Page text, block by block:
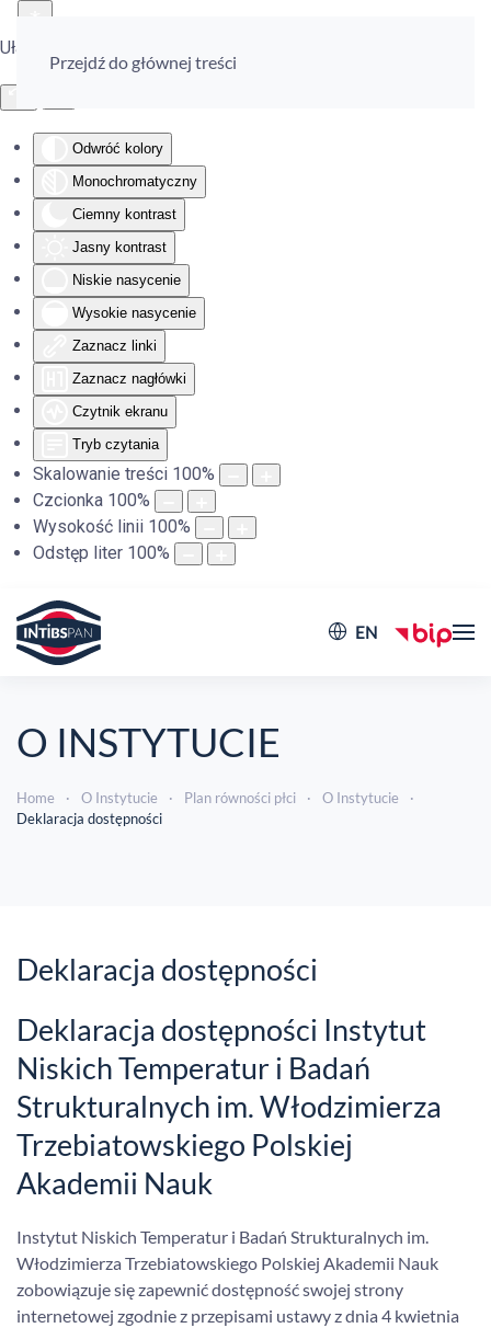
Ułatwienia dostępu
Odwróć kolory
Monochromatyczny
Ciemny kontrast
Jasny kontrast
Niskie nasycenie
Wysokie nasycenie
Zaznacz linki
Zaznacz nagłówki
Czytnik ekranu
Tryb czytania
Skalowanie treści 100%
Czcionka 100%
Wysokość linii 100%
Odstęp liter 100%
Przejdź do głównej treści
EN
O INSTYTUCIE
Home O Instytucie Plan równości płci
O Instytucie
Deklaracja dostępności
Deklaracja dostępności
Deklaracja dostępności Instytut
Niskich Temperatur i Badań
Strukturalnych im. Włodzimierza
Trzebiatowskiego Polskiej
Akademii Nauk
Instytut Niskich Temperatur i Badań Strukturalnych im.
Włodzimierza Trzebiatowskiego Polskiej Akademii Nauk
zobowiązuje się zapewnić dostępność swojej strony
internetowej zgodnie z przepisami ustawy z dnia 4 kwietnia